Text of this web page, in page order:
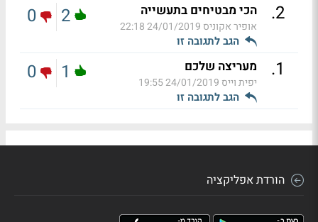
2
. הכי מבטיחים בתעשייה
אופיר אקוניס 24/01/2019 22:18
הגב לתגובה זו
2
0
1
. מעריצה שלכם
יפית וייס 24/01/2019 19:55
הגב לתגובה זו
1
0
הורדת אפליקציה